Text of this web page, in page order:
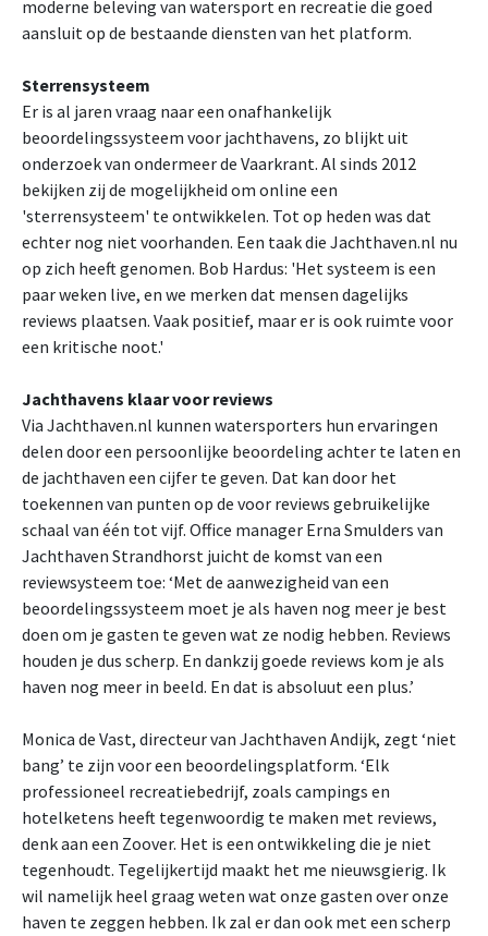
moderne beleving van watersport en recreatie die goed
aansluit op de bestaande diensten van het platform.
Sterrensysteem
Er is al jaren vraag naar een onafhankelijk
beoordelingssysteem voor jachthavens, zo blijkt uit
onderzoek van ondermeer de Vaarkrant. Al sinds 2012
bekijken zij de mogelijkheid om online een
'sterrensysteem' te ontwikkelen. Tot op heden was dat
echter nog niet voorhanden. Een taak die Jachthaven.nl nu
op zich heeft genomen. Bob Hardus: 'Het systeem is een
paar weken live, en we merken dat mensen dagelijks
reviews plaatsen. Vaak positief, maar er is ook ruimte voor
een kritische noot.'
Jachthavens klaar voor reviews
Via Jachthaven.nl kunnen watersporters hun ervaringen
delen door een persoonlijke beoordeling achter te laten en
de jachthaven een cijfer te geven. Dat kan door het
toekennen van punten op de voor reviews gebruikelijke
schaal van één tot vijf. Office manager Erna Smulders van
Jachthaven Strandhorst juicht de komst van een
reviewsysteem toe: ‘Met de aanwezigheid van een
beoordelingssysteem moet je als haven nog meer je best
doen om je gasten te geven wat ze nodig hebben. Reviews
houden je dus scherp. En dankzij goede reviews kom je als
haven nog meer in beeld. En dat is absoluut een plus.’
Monica de Vast, directeur van Jachthaven Andijk, zegt ‘niet
bang’ te zijn voor een beoordelingsplatform. ‘Elk
professioneel recreatiebedrijf, zoals campings en
hotelketens heeft tegenwoordig te maken met reviews,
denk aan een Zoover. Het is een ontwikkeling die je niet
tegenhoudt. Tegelijkertijd maakt het me nieuwsgierig. Ik
wil namelijk heel graag weten wat onze gasten over onze
haven te zeggen hebben. Ik zal er dan ook met een scherp